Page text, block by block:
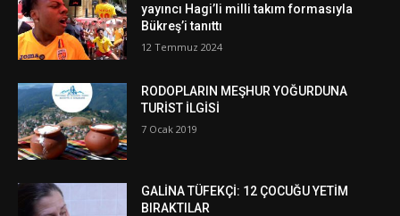
yayıncı Hagi’li milli takım formasıyla
Bükreş’i tanıttı
12 Temmuz 2024
RODOPLARIN MEŞHUR YOĞURDUNA
TURİST İLGİSİ
7 Ocak 2019
GALİNA TÜFEKÇİ: 12 ÇOCUĞU YETİM
BIRAKTILAR